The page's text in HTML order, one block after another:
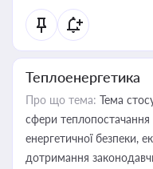
Теплоенергетика
Про що тема: Тема
сфери
енергетичної безпеки,
дотримання